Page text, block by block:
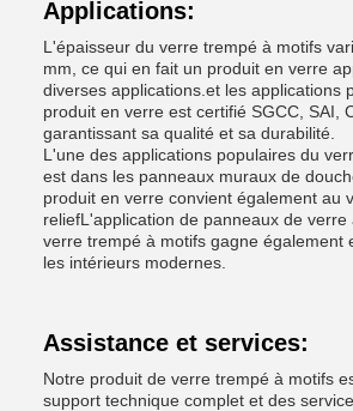
Applications:
L'épaisseur du verre trempé à motifs
mm, ce qui en fait un produit en verre
diverses applications.et les applications
produit en verre est certifié SGCC, SAI,
garantissant sa qualité et sa durabilité.
L'une des applications populaires du
est dans les panneaux muraux de
produit en verre convient également au
reliefL'application de panneaux de verre
verre trempé à motifs gagne également
les intérieurs modernes.
Assistance et services:
Notre produit de verre trempé à motifs
support technique complet et des